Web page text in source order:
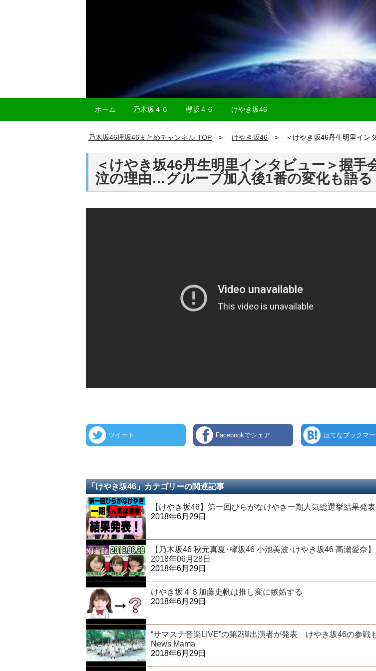
ホーム 乃木坂４６ 欅坂４６ けやき坂46
乃木坂46欅坂46まとめチャンネル TOP けやき坂46 ＜けやき坂46丹生明里イン
＜けやき坂46丹生明里インタビュー＞握手
泣の理由…グループ加入後1番の変化も語る
ツイート Facebookでシェア はてなブックマ
「けやき坂46」カテゴリーの関連記事
【けやき坂46】第一回ひらがなけやき一期人気総選挙結果発表
2018年6月29日
【乃木坂46 秋元真夏･欅坂46 小池美波･けやき坂46 高瀬愛奈
2018年06月28日
2018年6月29日
けやき坂４６加藤史帆は推し変に嫉妬する
2018年6月29日
“サマステ音楽LIVE”の第2弾出演者が発表 けやき坂46の参戦
News Mama
2018年6月29日